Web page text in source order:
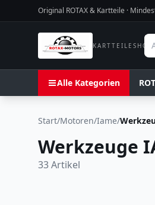
Original ROTAX & Kartteile ·
KARTTEILESHOP
Alle Kategorien
Start/Motoren/Iame/
Werkzeuge
33Artikel